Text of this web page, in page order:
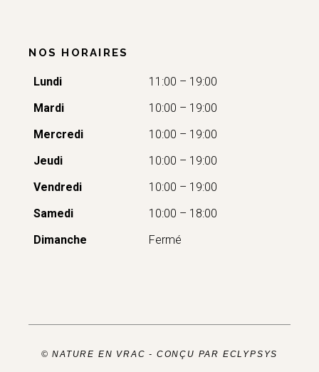
NOS HORAIRES
Lundi
11:00 – 19:00
Mardi
10:00 – 19:00
Mercredi
10:00 – 19:00
Jeudi
10:00 – 19:00
Vendredi
10:00 – 19:00
Samedi
10:00 – 18:00
Dimanche
Fermé
© NATURE EN VRAC - CONÇU PAR ECLYPSYS